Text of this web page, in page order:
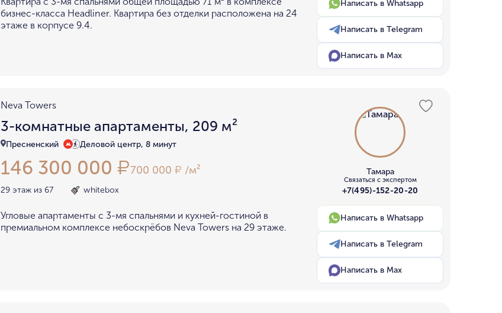
бизнес-класса Headliner. Квартира без отделки расположена на 24
этаже в корпусе 9.4.
Написать в Whatsapp
Написать в Telegram
Написать в Max
Neva Towers
3-комнатные апартаменты, 209 м²
Пресненский Деловой центр, 8 минут
146 300 000 ₽700 000 ₽ /м²
29 этаж из 67 whitebox
Угловые апартаменты с 3-мя спальнями и кухней-гостиной в
премиальном комплексе небоскрёбов Neva Towers на 29 этаже.
Тамара
Связаться с экспертом
+7(495)-152-20-20
Написать в Whatsapp
Написать в Telegram
Написать в Max